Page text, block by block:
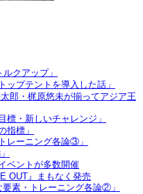
クアップ」
ップテントを導入した話」
郎・梶原悠未が揃ってアジア王
標・新しいチャレンジ」
指標」
レーニング各論③」
ベントが多数開催
OUT』まもなく発売
素・トレーニング各論②」